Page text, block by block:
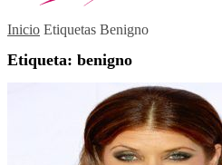
Inicio Etiquetas Benigno
Etiqueta: benigno